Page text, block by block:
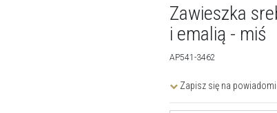
Zawieszka
i emalią - miś
AP541-3462
Zapisz się na